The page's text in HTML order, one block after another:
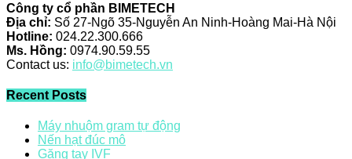
Công ty cổ phần BIMETECH
Địa chỉ: Số 27-Ngõ 35-Nguyễn An Ninh-Hoàng Mai-Hà Nội
Hotline: 024.22.300.666
Ms. Hồng: 0974.90.59.55
Contact us: info@bimetech.vn
Recent Posts
Máy nhuộm gram tự động
Nến hạt đúc mô
Găng tay IVF